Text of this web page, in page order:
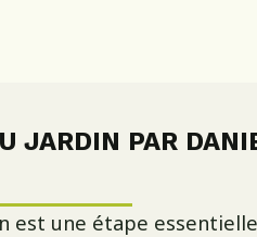
JARDIN PAR
est une étape